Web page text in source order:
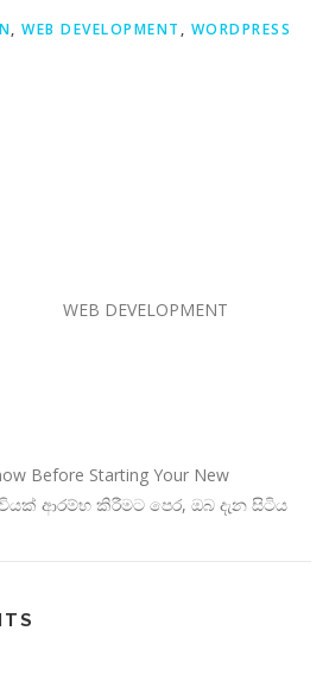
, WEB DEVELOPMENT , WORDPRESS
WEB DEVELOPMENT
Before Starting Your New
ආරම්භ කිරීමට පෙර, ඔබ දැන සිටිය